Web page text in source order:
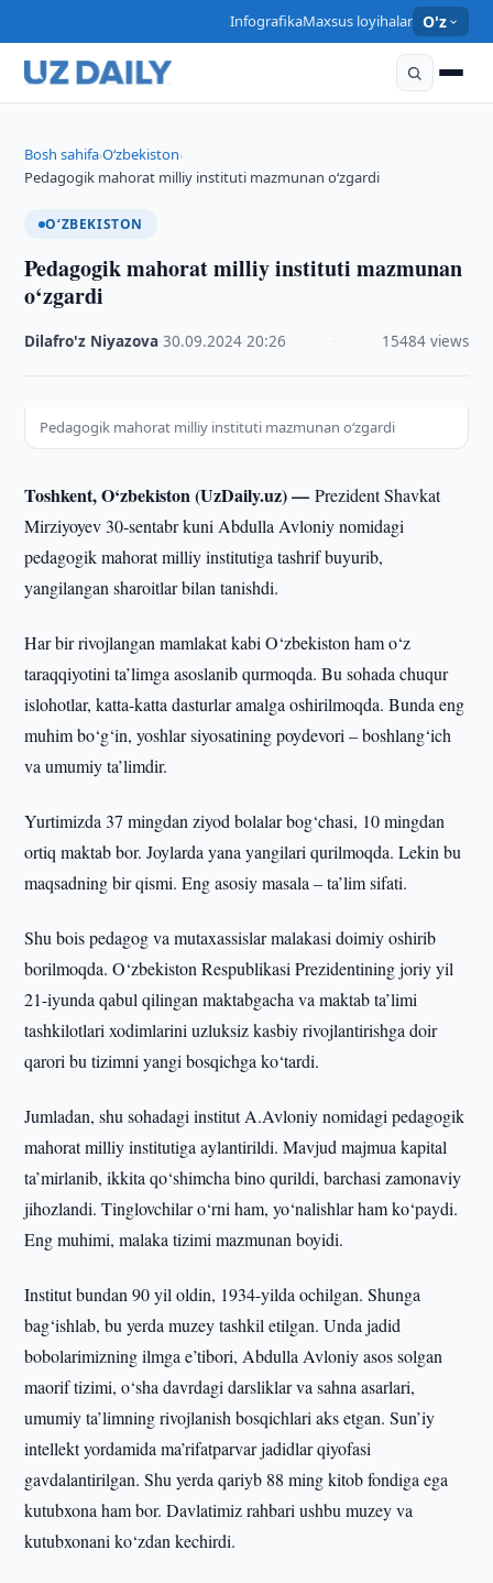
InfografikaMaxsus loyihalar O'z
Bosh sahifa›O‘zbekiston›
Pedagogik mahorat milliy instituti mazmunan o‘zgardi
O‘ZBEKISTON
Pedagogik mahorat milliy instituti mazmunan
o‘zgardi
Dilafro'z Niyazova ·30.09.2024 ·20:26 15484 views
Pedagogik mahorat milliy instituti mazmunan o‘zgardi
Toshkent, O‘zbekiston (UzDaily.uz) —Prezident Shavkat
Mirziyoyev 30-sentabr kuni Abdulla Avloniy nomidagi
pedagogik mahorat milliy institutiga tashrif buyurib,
yangilangan sharoitlar bilan tanishdi.
Har bir rivojlangan mamlakat kabi O‘zbekiston ham o‘z
taraqqiyotini ta’limga asoslanib qurmoqda. Bu sohada chuqur
islohotlar, katta-katta dasturlar amalga oshirilmoqda. Bunda eng
muhim bo‘g‘in, yoshlar siyosatining poydevori – boshlang‘ich
va umumiy ta’limdir.
Yurtimizda 37 mingdan ziyod bolalar bog‘chasi, 10 mingdan
ortiq maktab bor. Joylarda yana yangilari qurilmoqda. Lekin bu
maqsadning bir qismi. Eng asosiy masala – ta’lim sifati.
Shu bois pedagog va mutaxassislar malakasi doimiy oshirib
borilmoqda. O‘zbekiston Respublikasi Prezidentining joriy yil
21-iyunda qabul qilingan maktabgacha va maktab ta’limi
tashkilotlari xodimlarini uzluksiz kasbiy rivojlantirishga doir
qarori bu tizimni yangi bosqichga ko‘tardi.
Jumladan, shu sohadagi institut A.Avloniy nomidagi pedagogik
mahorat milliy institutiga aylantirildi. Mavjud majmua kapital
ta’mirlanib, ikkita qo‘shimcha bino qurildi, barchasi zamonaviy
jihozlandi. Tinglovchilar o‘rni ham, yo‘nalishlar ham ko‘paydi.
Eng muhimi, malaka tizimi mazmunan boyidi.
Institut bundan 90 yil oldin, 1934-yilda ochilgan. Shunga
bag‘ishlab, bu yerda muzey tashkil etilgan. Unda jadid
bobolarimizning ilmga e’tibori, Abdulla Avloniy asos solgan
maorif tizimi, o‘sha davrdagi darsliklar va sahna asarlari,
umumiy ta’limning rivojlanish bosqichlari aks etgan. Sun’iy
intellekt yordamida ma’rifatparvar jadidlar qiyofasi
gavdalantirilgan. Shu yerda qariyb 88 ming kitob fondiga ega
kutubxona ham bor. Davlatimiz rahbari ushbu muzey va
kutubxonani ko‘zdan kechirdi.